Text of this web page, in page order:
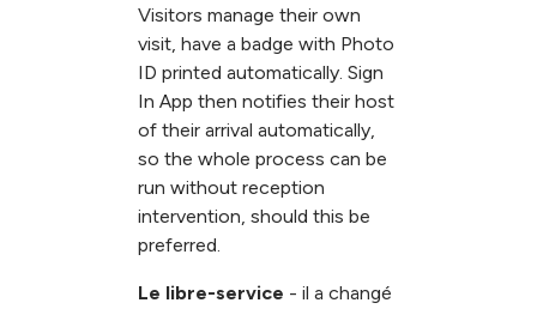
Visitors manage their own
visit, have a badge with Photo
ID printed automatically. Sign
In App then notifies their host
of their arrival automatically,
so the whole process can be
run without reception
intervention, should this be
preferred.
Le libre-service - il a changé